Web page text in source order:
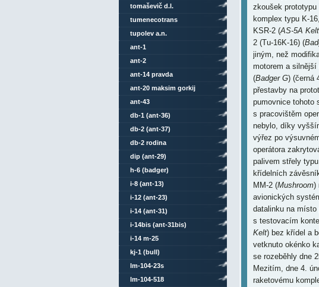
zkoušek
komplex typu K-
KSR-2 (AS-5A Kelt
2 (Tu-16K-16) (
jiným, než
motorem a silnější
(Badger G) (černá
přestavby na
pumovnice tohoto
s pracovištěm
nebylo, díky
výřez po
operátora
palivem střely
křídelních
MM-2 (Mushroom)
avionických
datalinku na
s testovacím
Kelt) bez křídel a
vetknuto okénko
se rozeběhly dne
Mezitím, dne 4.
raketovému
tomaševič d.l.
tumenecotrans
tupolev a.n.
ant-1
ant-2
ant-14 pravda
ant-20 maksim gorkij
ant-43
db-1 (ant-36)
db-2 (ant-37)
db-2 rodina
dip (ant-29)
h-6 (badger)
i-8 (ant-13)
i-12 (ant-23)
i-14 (ant-31)
i-14bis (ant-31bis)
i-14 m-25
kj-1 (bull)
lm-104-23s
lm-104-518